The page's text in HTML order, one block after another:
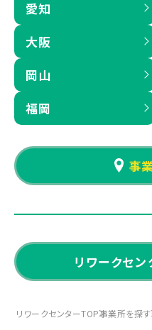
愛知
大阪
岡山
福岡
事
リワークセ
リワークセンターTOP事業所を探す